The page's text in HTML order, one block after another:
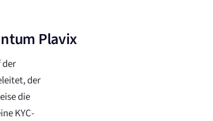
Plavix
der
der
die
KYC-